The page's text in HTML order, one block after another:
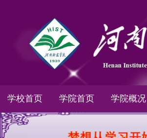
学校首页 学院首页 学院概况